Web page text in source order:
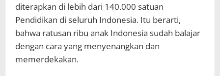
diterapkan di lebih dari 140.000 satuan
Pendidikan di seluruh Indonesia. Itu berarti,
bahwa ratusan ribu anak Indonesia sudah balajar
dengan cara yang menyenangkan dan
memerdekakan.